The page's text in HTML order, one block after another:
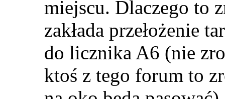
miejscu. Dlaczego to
zakłada przełożenie
do licznika A6 (nie
ktoś z tego forum to